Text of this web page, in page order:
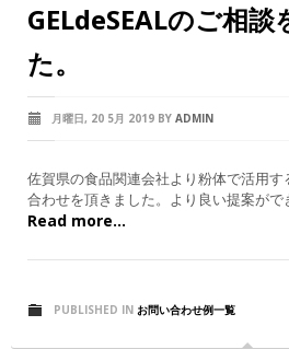
GELdeSEALのご相談
た。
月曜日, 20 5月 2019 BY ADMIN
佐賀県の食品関連会社より粉体で活用
合わせを頂きました。より良い提案がで
Read more...
PUBLISHED IN お問い合わせ例一覧